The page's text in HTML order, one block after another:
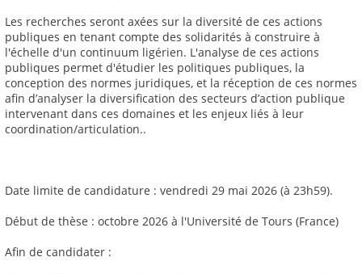
Les recherches seront axées sur la diversité de ces actions
publiques en tenant compte des solidarités à construire à
l'échelle d'un continuum ligérien. L'analyse de ces actions
publiques permet d'étudier les politiques publiques, la
conception des normes juridiques, et la réception de ces normes
afin d’analyser la diversification des secteurs d’action publique
intervenant dans ces domaines et les enjeux liés à leur
coordination/articulation..
Date limite de candidature : vendredi 29 mai 2026 (à 23h59).
Début de thèse : octobre 2026 à l'Université de Tours (France)
Afin de candidater :